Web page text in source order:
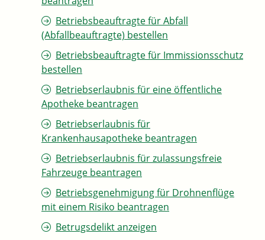
Betriebsbeauftragte für Abfall
(Abfallbeauftragte) bestellen
Betriebsbeauftragte für Immissionsschutz
bestellen
Betriebserlaubnis für eine öffentliche
Apotheke beantragen
Betriebserlaubnis für
Krankenhausapotheke beantragen
Betriebserlaubnis für zulassungsfreie
Fahrzeuge beantragen
Betriebsgenehmigung für Drohnenflüge
mit einem Risiko beantragen
Betrugsdelikt anzeigen